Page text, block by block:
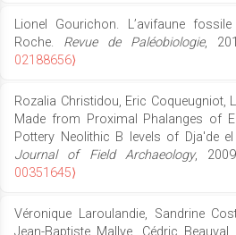
Lionel Gourichon. L’avifaune
Roche. Revue de Paléobiologie,
02188656⟩
Rozalia Christidou, Eric Coqueugniot,
Made from Proximal Phalanges of
Pottery Neolithic B levels of Dja'de
Journal of Field Archaeology,
00351645⟩
Véronique Laroulandie, Sandrine
Jean-Baptiste Mallye, Cédric